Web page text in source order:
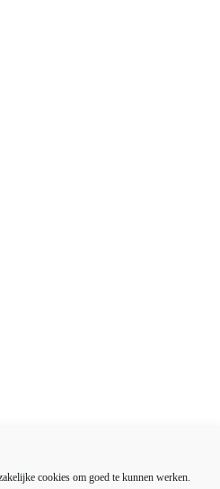
cookies om goed te kunnen werken.